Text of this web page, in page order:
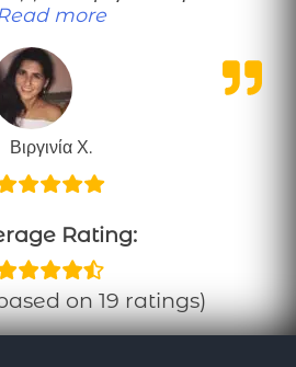
more“Πολύ χρήσιμες
Βιργινία Χ.
Rating:
on 19 ratings)